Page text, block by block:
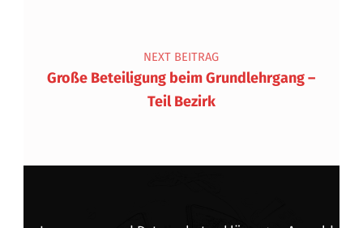
NEXT BEITRAG
Große Beteiligung beim Grundlehrgang –
Teil Bezirk